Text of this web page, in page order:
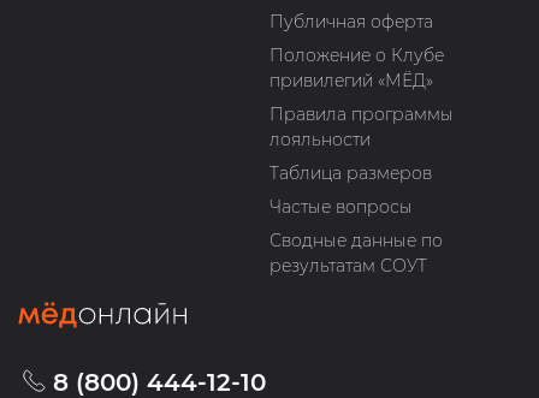
Публичная оферта
Положение о Клубе
привилегий «МЁД»
Правила программы
лояльности
Таблица размеров
Частые вопросы
Сводные данные по
результатам СОУТ
8 (800) 444-12-10